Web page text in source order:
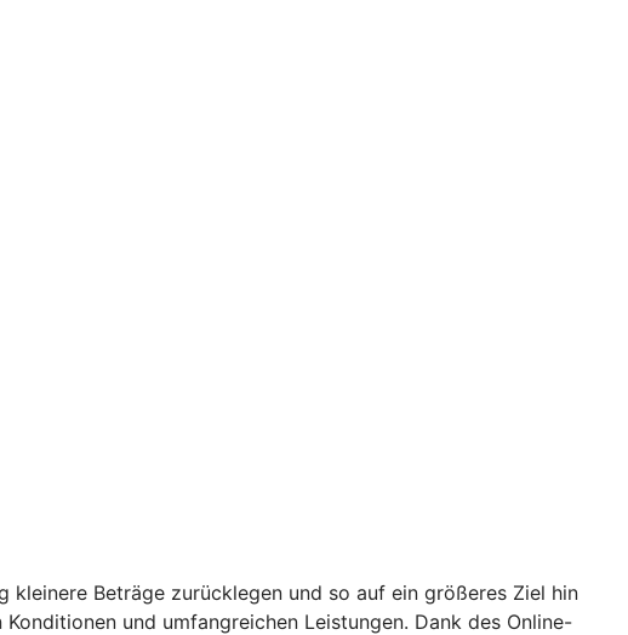
Beträge zurücklegen und so auf ein größeres Ziel hin
und umfangreichen Leistungen. Dank des Online-